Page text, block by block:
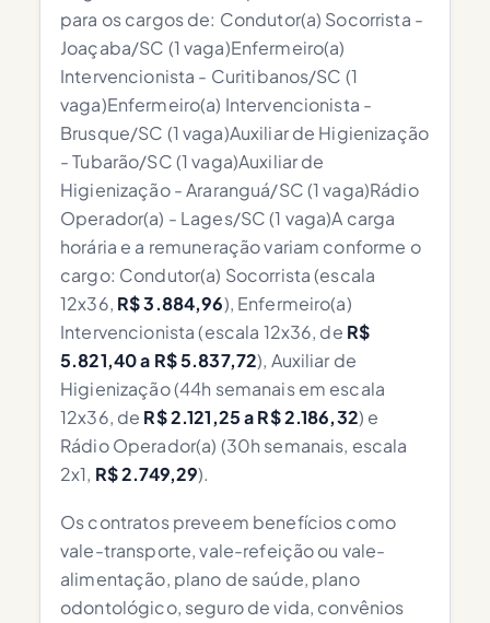
para os cargos de: Condutor(a) Socorrista -
Joaçaba/SC (1 vaga)Enfermeiro(a)
Intervencionista - Curitibanos/SC (1
vaga)Enfermeiro(a) Intervencionista -
Brusque/SC (1 vaga)Auxiliar de Higienização
- Tubarão/SC (1 vaga)Auxiliar de
Higienização - Araranguá/SC (1 vaga)Rádio
Operador(a) - Lages/SC (1 vaga)A carga
horária e a remuneração variam conforme o
cargo: Condutor(a) Socorrista (escala
12x36, R$ 3.884,96), Enfermeiro(a)
Intervencionista (escala 12x36, de R$
5.821,40 a R$ 5.837,72), Auxiliar de
Higienização (44h semanais em escala
12x36, de R$ 2.121,25 a R$ 2.186,32) e
Rádio Operador(a) (30h semanais, escala
2x1, R$ 2.749,29).
Os contratos preveem benefícios como
vale-transporte, vale-refeição ou vale-
alimentação, plano de saúde, plano
odontológico, seguro de vida, convênios